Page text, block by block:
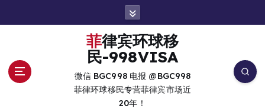
菲律宾环球移
民-998VISA
微信 BGC998 电报 @BGC998
菲律环球移民专营菲律宾市场近
20年！